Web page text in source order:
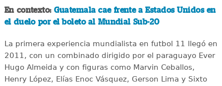
En contexto: Guatemala cae frente a Estados Unidos en
el duelo por el boleto al Mundial Sub-20
La primera experiencia mundialista en futbol 11 llegó en
2011, con un combinado dirigido por el paraguayo Ever
Hugo Almeida y con figuras como Marvin Ceballos,
Henry López, Elías Enoc Vásquez, Gerson Lima y Sixto